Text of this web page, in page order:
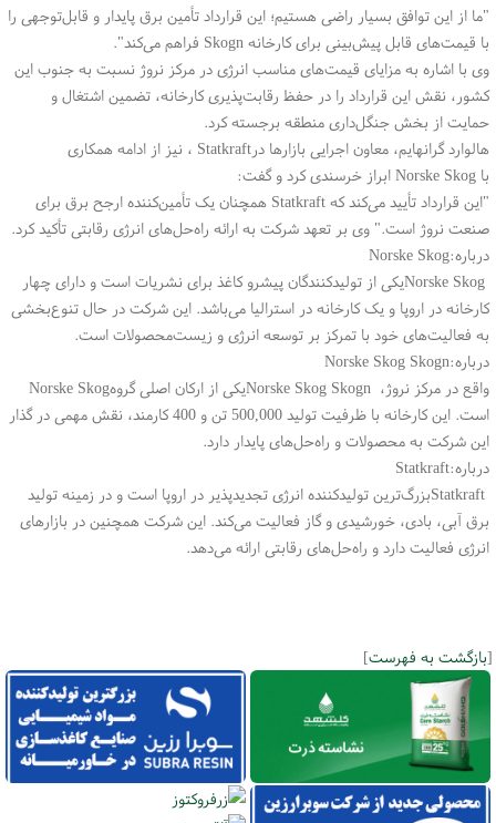
"ما از این توافق بسیار راضی هستیم؛ این قرارداد تأمین برق پایدار و قابل‌توجهی را
با قیمت‌های قابل پیش‌بینی برای کارخانهSkogn فراهم می‌کند."
وی با اشاره به مزایای قیمت‌های مناسب انرژی در مرکز نروژ نسبت به جنوب این
کشور، نقش این قرارداد را در حفظ رقابت‌پذیری کارخانه، تضمین اشتغال و
حمایت از بخش جنگل‌داری منطقه برجسته کرد.
هالوارد گرانهایم، معاون اجرایی بازارها درStatkraft ، نیز از ادامه همکاری
با Norske Skogابراز خرسندی کرد و گفت:
"این قرارداد تأیید می‌کند کهStatkraft همچنان یک تأمین‌کننده ارجح برق برای
صنعت نروژ است." وی بر تعهد شرکت به ارائه راه‌حل‌های انرژی رقابتی تأکید کرد.
دربارهNorske Skog:
Norske Skogیکی از تولیدکنندگان پیشرو کاغذ برای نشریات است و دارای چهار
کارخانه در اروپا و یک کارخانه در استرالیا می‌باشد. این شرکت در حال تنوع‌بخشی
به فعالیت‌های خود با تمرکز بر توسعه انرژی و زیست‌محصولات است.
دربارهNorske Skog Skogn:
واقع در مرکز نروژ، Norske Skog Skognیکی از ارکان اصلی گروهNorske Skog
است. این کارخانه با ظرفیت تولید 500,000 تن و 400 کارمند، نقش مهمی در گذار
این شرکت به محصولات و راه‌حل‌های پایدار دارد.
دربارهStatkraft:
Statkraftبزرگ‌ترین تولیدکننده انرژی تجدیدپذیر در اروپا است و در زمینه تولید
برق آبی، بادی، خورشیدی و گاز فعالیت می‌کند. این شرکت همچنین در بازارهای
انرژی فعالیت دارد و راه‌حل‌های رقابتی ارائه می‌دهد.
[بازگشت به فهرست]